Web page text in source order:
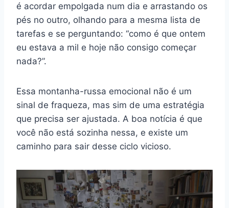
é acordar empolgada num dia e arrastando os
pés no outro, olhando para a mesma lista de
tarefas e se perguntando: “como é que ontem
eu estava a mil e hoje não consigo começar
nada?”.
Essa montanha-russa emocional não é um
sinal de fraqueza, mas sim de uma estratégia
que precisa ser ajustada. A boa notícia é que
você não está sozinha nessa, e existe um
caminho para sair desse ciclo vicioso.